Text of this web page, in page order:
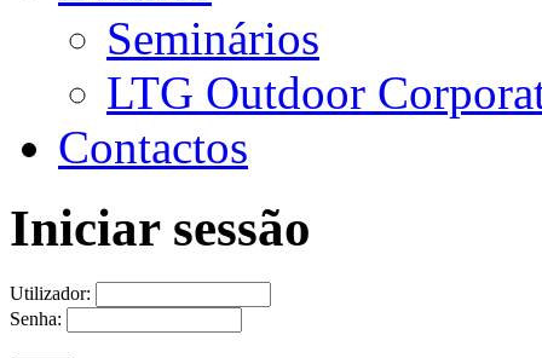
Seminários
LTG Outdoor
Contactos
Iniciar sessão
Utilizador:
Senha: